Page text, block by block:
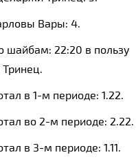
Вары: 4.
шайбам: 22:20 в пользу
в 1-м периоде: 1.22.
во 2-м периоде: 2.22.
в 3-м периоде: 1.11.